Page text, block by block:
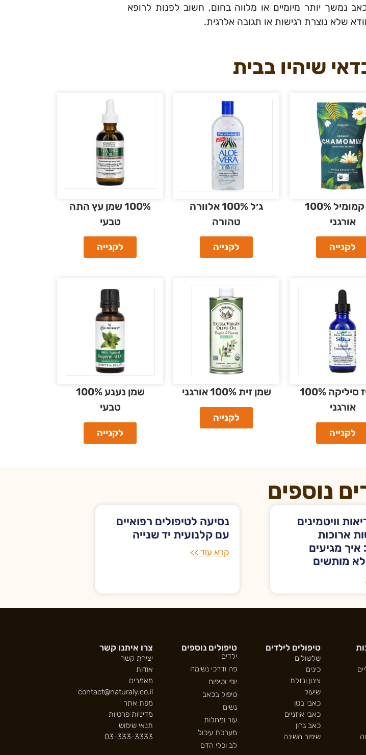
יותר מיומיים או מלווה בחום, חשוב לפנות לרופא
שלא נוצרת רגישות או תגובה אלרגית.
שיהיו בבית
לקנייה
תה קמומיל 100%
אורגני
לקנייה
ג׳ל 100% אלוורה
טהורה
לקנייה
100% שמן עץ התה
טבעי
לקנייה
תרכיז סיליקה 100%
אורגני
לקנייה
שמן זית 100% אורגני
לקנייה
שמן נענע 100%
טבעי
נוספים
וויטמינים
ארוכות
מגיעים
מותשים
נסיעה לטיפולים רפואיים
עם קלנועית יד שנייה
קרא עוד >>
טיפולים לילדים
שלשולים
כינים
צינון ונזלת
שיעול
כאבי בטן
כאבי אוזניים
כאב גרון
שיפור השינה
טיפולים נוספים
ילדים
פה ודרכי נשימה
יופי וטיפוח
טיפול בכאב
נשים
עור ומחלות
מערכת עיכול
לב וכלי הדם
צרו איתנו קשר
יצירת קשר
אודות
מאמרים
contact@naturaly.co.il
מפת אתר
מדיניות פרטיות
תנאי שימוש
03-333-3333